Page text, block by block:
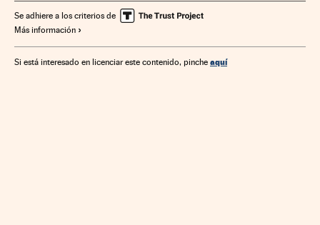
Política económica Tasas
Se adhiere a los criterios de
Más información
Si está interesado en licenciar este contenido, pinche aquí